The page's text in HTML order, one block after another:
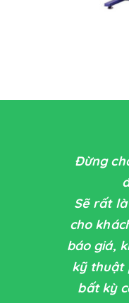
Đừng
Sẽ rất
cho
báo giá,
kỹ thuật
bất kỳ